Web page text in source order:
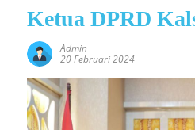
Ketua DPRD
Admin
20 Februari 2024